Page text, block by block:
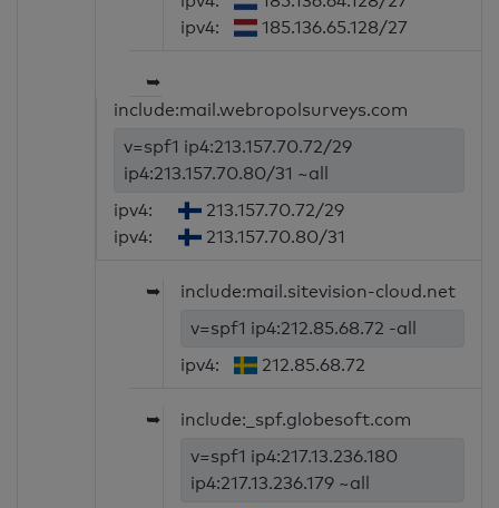
ipv4:
185.136.65.128/27
➥
include:mail.webropolsurveys.com
v=spf1 ip4:213.157.70.72/29
ip4:213.157.70.80/31 ~all
ipv4:
213.157.70.72/29
ipv4:
213.157.70.80/31
➥
include:mail.sitevision-cloud.net
v=spf1 ip4:212.85.68.72 -all
ipv4:
212.85.68.72
➥
include:_spf.globesoft.com
v=spf1 ip4:217.13.236.180
ip4:217.13.236.179 ~all